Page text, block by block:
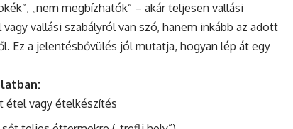
„nem megbízhatók” – akár teljesen vallási
vallási szabályról van szó, hanem inkább az adott
Ez a jelentésbővülés jól mutatja, hogyan lép át egy
étel vagy ételkészítés